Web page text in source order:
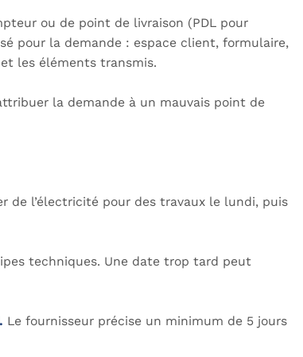
ou de point de livraison (PDL pour
pour la demande : espace client, formulaire,
les éléments transmis.
la demande à un mauvais point de
de l’électricité pour des travaux le lundi, puis
techniques. Une date trop tard peut
Le fournisseur précise un minimum de 5 jours